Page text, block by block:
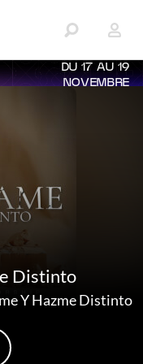
DU 17 AU 19
NOVEMBRE
Distinto
Y Hazme Distinto